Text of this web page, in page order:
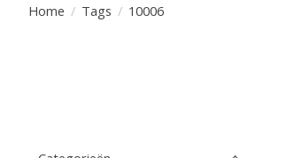
Home / Tags / 10006